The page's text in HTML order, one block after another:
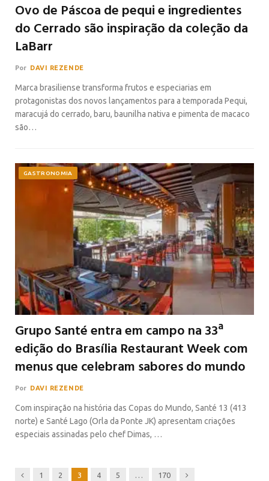
Ovo de Páscoa de pequi e ingredientes
do Cerrado são inspiração da coleção da
LaBarr
Por DAVI REZENDE
Marca brasiliense transforma frutos e especiarias em
protagonistas dos novos lançamentos para a temporada Pequi,
maracujá do cerrado, baru, baunilha nativa e pimenta de macaco
são…
GASTRONOMIA
Grupo Santé entra em campo na 33ª
edição do Brasília Restaurant Week com
menus que celebram sabores do mundo
Por DAVI REZENDE
Com inspiração na história das Copas do Mundo, Santé 13 (413
norte) e Santé Lago (Orla da Ponte JK) apresentam criações
especiais assinadas pelo chef Dimas, …
Previous
1 2 3 4 5 170 Next